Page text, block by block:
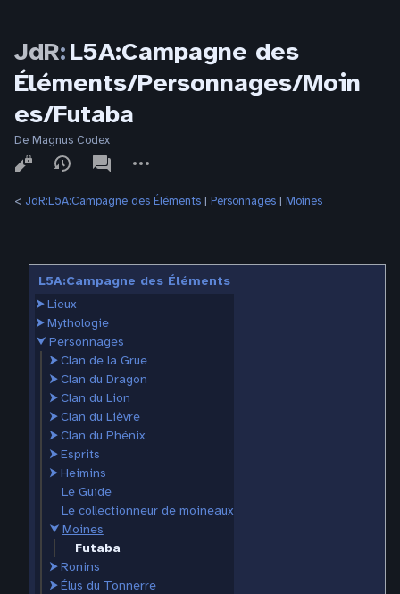
JdR:L5A:Campagne des
Éléments/Personnages/Moin
es/Futaba
De Magnus Codex
Affichages
associated-
pages
actions
< JdR:L5A:Campagne des Éléments ‎ | Personnages ‎ | Moines
L5A:Campagne des Éléments
⮞Lieux
⮞Mythologie
⮟ Personnages
⮞Clan de la Grue
⮞Clan du Dragon
⮞Clan du Lion
⮞Clan du Lièvre
⮞Clan du Phénix
⮞Esprits
⮞Heimins
Le Guide
Le collectionneur de moineaux
⮟ Moines
Futaba
⮞Ronins
⮞Élus du Tonnerre